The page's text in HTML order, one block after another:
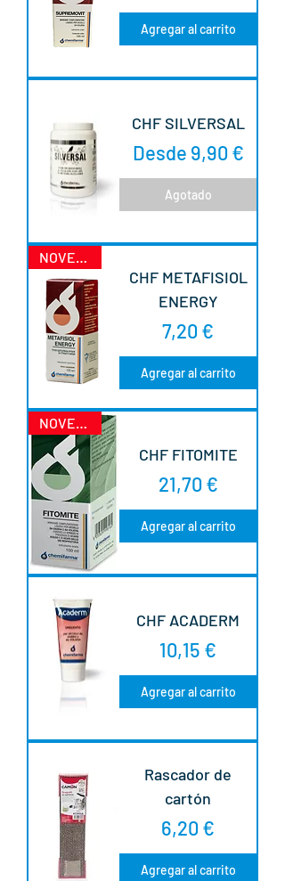
Agregar al carrito
CHF SILVERSAL
Desde 9,90 €
Precio de oferta
Agotado
NOVEDAD
CHF METAFISIOL
ENERGY
Precio
7,20 €
Agregar al carrito
NOVEDAD
CHF FITOMITE
Precio
21,70 €
Agregar al carrito
CHF ACADERM
Precio
10,15 €
Agregar al carrito
Rascador de
cartón
Precio
6,20 €
Agregar al carrito